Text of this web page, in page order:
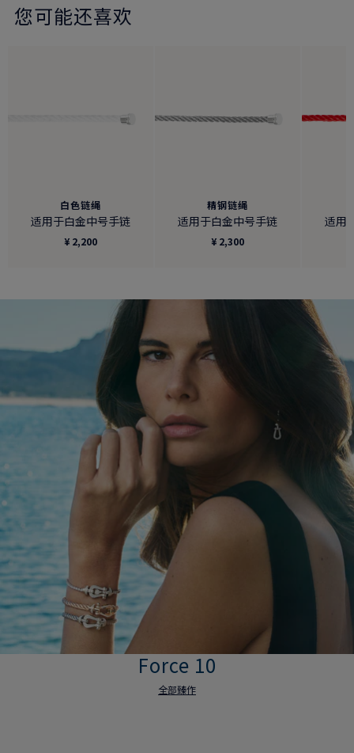
您可能还喜欢
白色链绳
适用于白金中号手链
¥ 2,200
精钢链绳
适用于白金中号手链
¥ 2,300
适用
Force 10
全部臻作